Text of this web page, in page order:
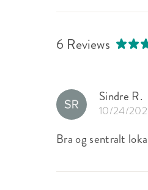
6 Reviews
Sindre R.
10/24/
Bra og sentralt